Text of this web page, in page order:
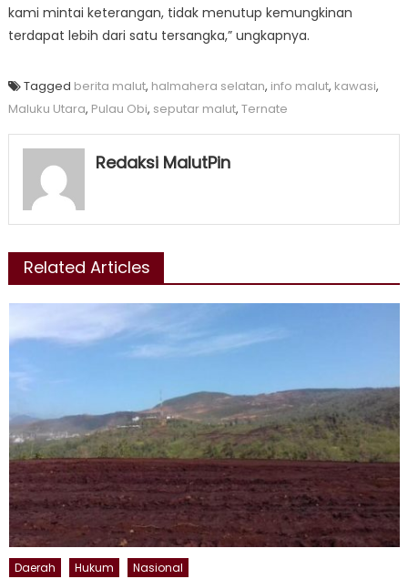
kami mintai keterangan, tidak menutup kemungkinan
terdapat lebih dari satu tersangka,” ungkapnya.
Tagged berita malut, halmahera selatan, info malut, kawasi,
Maluku Utara, Pulau Obi, seputar malut, Ternate
Redaksi MalutPin
Related Articles
Daerah Hukum Nasional